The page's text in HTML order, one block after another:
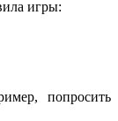
игры:
попросить